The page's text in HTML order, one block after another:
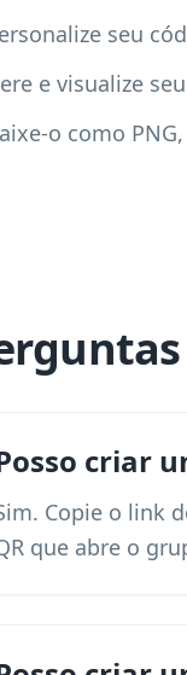
seu
e visualize
o como
criar
Copie o link
que abre o